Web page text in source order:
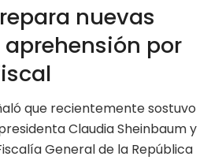
nuevas
aprehensión por
que recientemente sostuvo
Claudia Sheinbaum y
General de la República